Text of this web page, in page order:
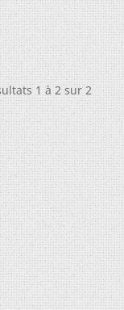
1 à 2 sur 2